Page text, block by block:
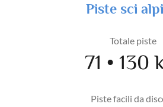
Piste sci
Totale piste
71 • 130
Piste facili da